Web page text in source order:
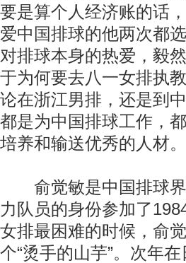
要是算个人经济账的话
爱中国排球的他两次都
对排球本身的热爱，毅
于为何要去八一女排执
论在浙江男排，还是到
都是为中国排球工作，
培养和输送优秀的人材。
俞觉敏是中国排球界
力队员的身份参加了
女排最困难的时候，俞
个“烫手的山芋”。次年